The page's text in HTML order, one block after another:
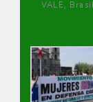
VALE, Brasil